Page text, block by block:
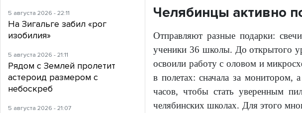
Челябинцы активно
Отправляют разные подарки:
ученики 36 школы. До открытого
освоили работу с оловом и
в полетах: сначала за монитором,
часов, чтобы стать уверенным
челябинских школах. Для этого
5 августа 2026 - 22:11
На Зигальге забил «рог
изобилия»
5 августа 2026 - 21:11
Рядом с Землей пролетит
астероид размером с
небоскреб
5 августа 2026 - 21:07